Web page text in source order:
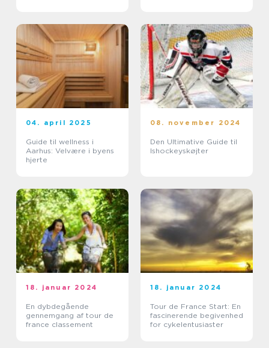
04. april 2025
Guide til wellness i
Aarhus: Velvære i byens
hjerte
08. november 2024
Den Ultimative Guide til
Ishockeyskøjter
18. januar 2024
En dybdegående
gennemgang af tour de
france classement
18. januar 2024
Tour de France Start: En
fascinerende begivenhed
for cykelentusiaster